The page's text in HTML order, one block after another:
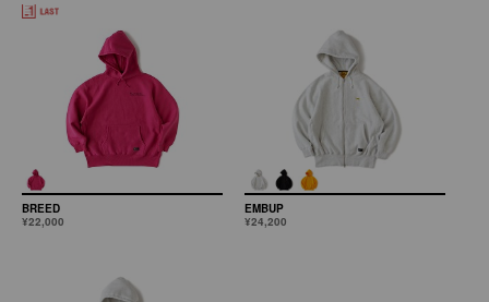
BREED
¥22,000
EMBUP
¥24,200